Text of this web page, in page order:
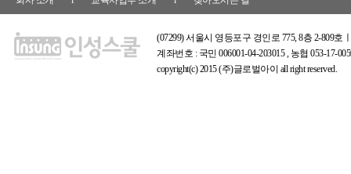
(07299) 서울시 영등포구 경인로 775, 8층 2-809호
계좌번호 : 국민 006001-04-203015 , 농협 053-17-
copyright(c) 2015 (주)글로벌아이 all right reserved.